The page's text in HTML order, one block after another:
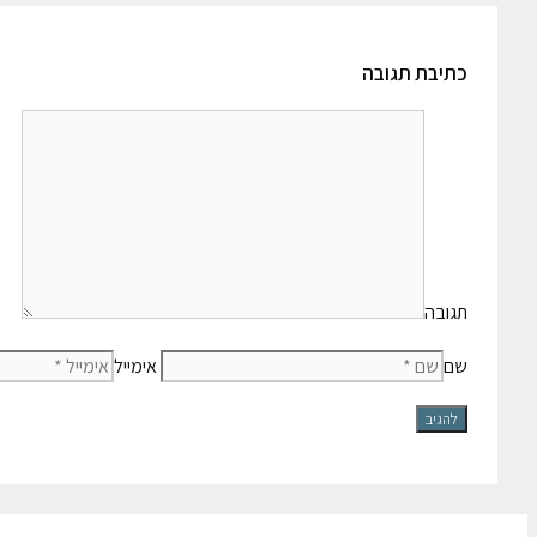
כתיבת תגובה
תגובה
שם אימייל